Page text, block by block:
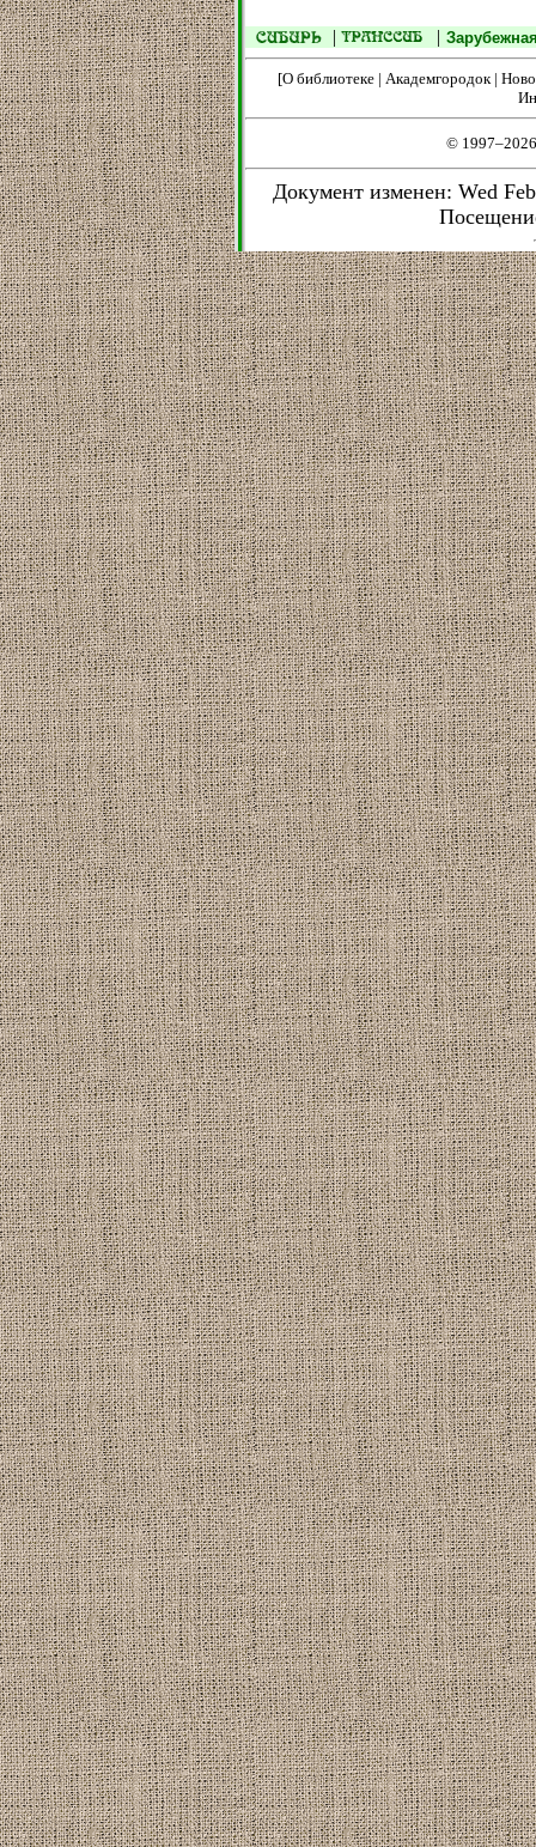
| |
[О библиотеке| Академгородок|
©
Документ изменен: Wed